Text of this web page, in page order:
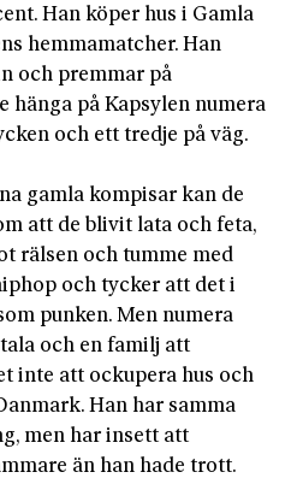
Han köper hus i Gamla
hemmamatcher. Han
hänga på Kapsylen numera
och ett tredje på väg.
gamla kompisar kan de
att de blivit lata och feta,
rälsen och tumme med
och tycker att det i
punken. Men numera
och en familj att
inte att ockupera hus och
Han har samma
men har insett att
än han hade trott.